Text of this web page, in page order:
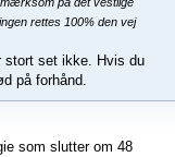
rettes 100% den vej
stort set ikke. Hvis du
på forhånd.
som slutter om 48